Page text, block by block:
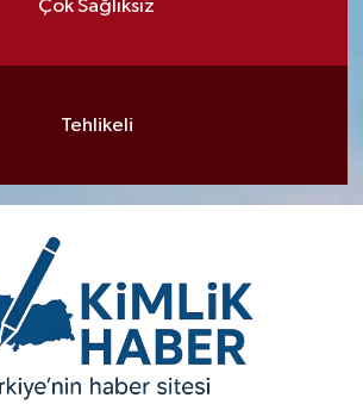
Çok Sağlıksız
Tehlikeli